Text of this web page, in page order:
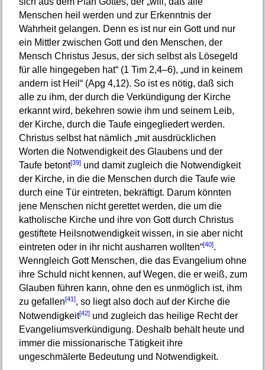
Menschen heil werden und zur Erkenntnis der
Wahrheit gelangen. Denn es ist nur ein Gott und nur
ein Mittler zwischen Gott und den Menschen, der
Mensch Christus Jesus, der sich selbst als Lösegeld
für alle hingegeben hat“ (1 Tim 2,4–6), „und in keinem
andern ist Heil“ (Apg 4,12). So ist es nötig, daß sich
alle zu ihm, der durch die Verkündigung der Kirche
erkannt wird, bekehren sowie ihm und seinem Leib,
der Kirche, durch die Taufe eingegliedert werden.
Christus selbst hat nämlich „mit ausdrücklichen
Worten die Notwendigkeit des Glaubens und der
Taufe betont[39]und damit zugleich die Notwendigkeit
der Kirche, in die die Menschen durch die Taufe wie
durch eine Tür eintreten, bekräftigt. Darum könnten
jene Menschen nicht gerettet werden, die um die
katholische Kirche und ihre von Gott durch Christus
gestiftete Heilsnotwendigkeit wissen, in sie aber nicht
eintreten oder in ihr nicht ausharren wollten“[40].
Wenngleich Gott Menschen, die das Evangelium ohne
ihre Schuld nicht kennen, auf Wegen, die er weiß, zum
Glauben führen kann, ohne den es unmöglich ist, ihm
zu gefallen[41], so liegt also doch auf der Kirche die
Notwendigkeit[42]und zugleich das heilige Recht der
Evangeliumsverkündigung. Deshalb behält heute und
immer die missionarische Tätigkeit ihre
ungeschmälerte Bedeutung und Notwendigkeit.